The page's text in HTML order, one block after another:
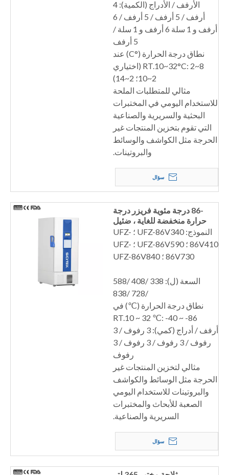
الأرفف / الأدراج (الكمية): 4
أرفف / 5 أرفف / 5 أرفف / 6
أرفف و 1 سلة 6 أرفف و 1 سلة /
5 أرفف
نطاق درجة الحرارة (°C) عند
RT.10~32°C: 2~8 (اختياري
2~10؛ 2~14)
مثالي للمتطلبات الملحة
للاستخدام اليومي في المختبرات
البحثية والسريرية والصناعية
التي تقوم بتخزين المنتجات غير
الحرجة مثل الكواشف والوسائط
والبروتينات.
سؤال
-86 درجة مئوية فريزر درجة
حرارة منخفضة للغاية ، ضئيل
يدوي
النموذج: UFZ-86V340 ؛ UFZ-
86V410 ؛ UFZ-86V590 ؛ UFZ-
86V730 ؛ UFZ-86V840
السعة (ل): 338 /408 /588
/728 /838
نطاق درجة الحرارة (℃) في
RT.10 ~ 32 ℃: -40 ~ -86
أرفف / أدراج (كمي): 3 رفوف / 3
رفوف / 3 رفوف / 3 رفوف / 3
رفوف
مثالي لتخزين المنتجات غير
الحرجة مثل الوسائط والكواشف
والبروتينات للاستخدام اليومي
الصعبة للأبحاث والمختبرات
السريرية والصناعية.
سؤال